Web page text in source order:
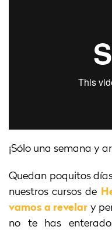
¡Sólo una semana y
Quedan poquitos
nuestros cursos de
vamos a revelar y
no te has